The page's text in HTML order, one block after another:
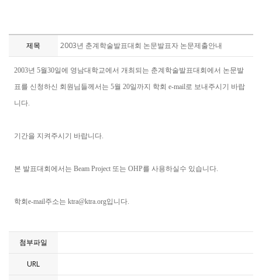
제목 2003년 춘계학술발표대회 논문발표자 논문제출안내
2003년 5월30일에 영남대학교에서 개최되는 춘계학술발표대회에서 논문발
표를 신청하신 회원님들께서는 5월 20일까지 학회 e-mail로 보내주시기 바랍
니다.
기간을 지켜주시기 바랍니다.
본 발표대회에서는 Beam Project 또는 OHP를 사용하실수 있습니다.
학회e-mail주소는 ktra@ktra.org입니다.
첨부파일
URL